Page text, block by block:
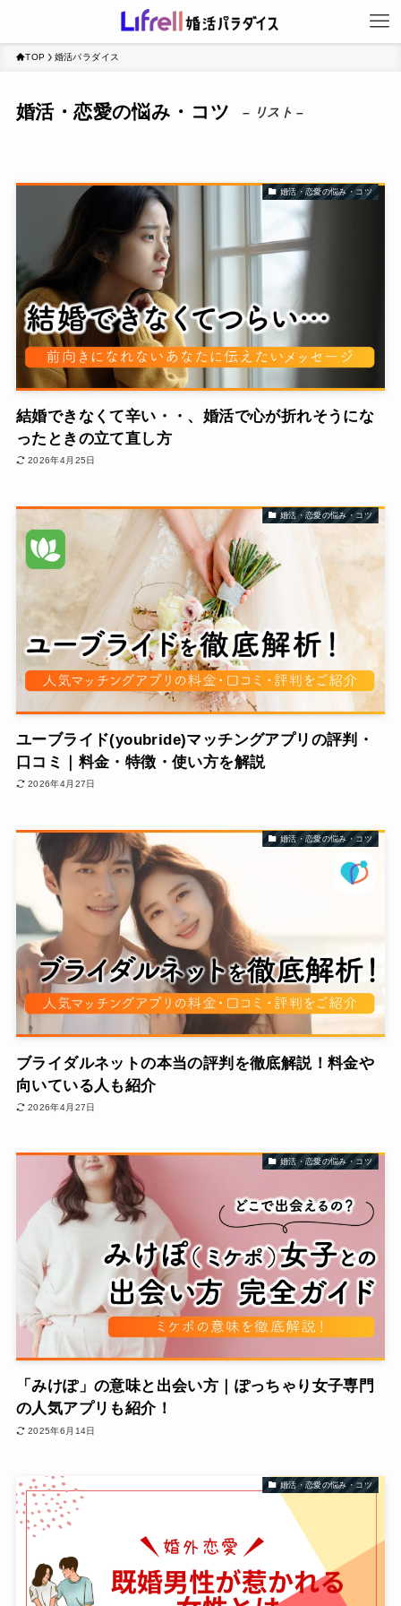
TOP 婚活パラダイス
婚活・恋愛の悩み・コツ – リスト –
婚活・恋愛の悩み・コツ
結婚できなくて辛い・・、婚活で心が折れそうにな
ったときの立て直し方
2026年4月25日
婚活・恋愛の悩み・コツ
ユーブライド(youbride)マッチングアプリの評判・
口コミ｜料金・特徴・使い方を解説
2026年4月27日
婚活・恋愛の悩み・コツ
ブライダルネットの本当の評判を徹底解説！料金や
向いている人も紹介
2026年4月27日
婚活・恋愛の悩み・コツ
「みけぽ」の意味と出会い方｜ぽっちゃり女子専門
の人気アプリも紹介！
2025年6月14日
婚活・恋愛の悩み・コツ